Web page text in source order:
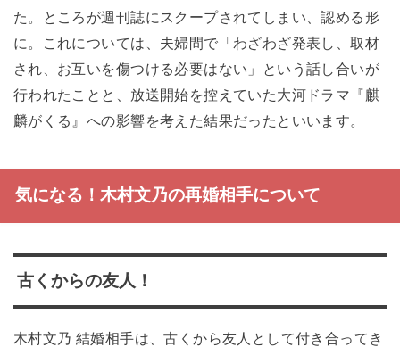
た。ところが週刊誌にスクープされてしまい、認める形
に。これについては、夫婦間で「わざわざ発表し、取材
され、お互いを傷つける必要はない」という話し合いが
行われたことと、放送開始を控えていた大河ドラマ『麒
麟がくる』への影響を考えた結果だったといいます。
気になる！木村文乃の再婚相手について
古くからの友人！
木村文乃 結婚相手は、古くから友人として付き合ってき